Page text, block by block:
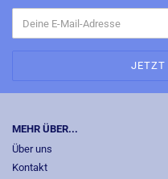
MEHR ÜBER...
Über uns
Kontakt